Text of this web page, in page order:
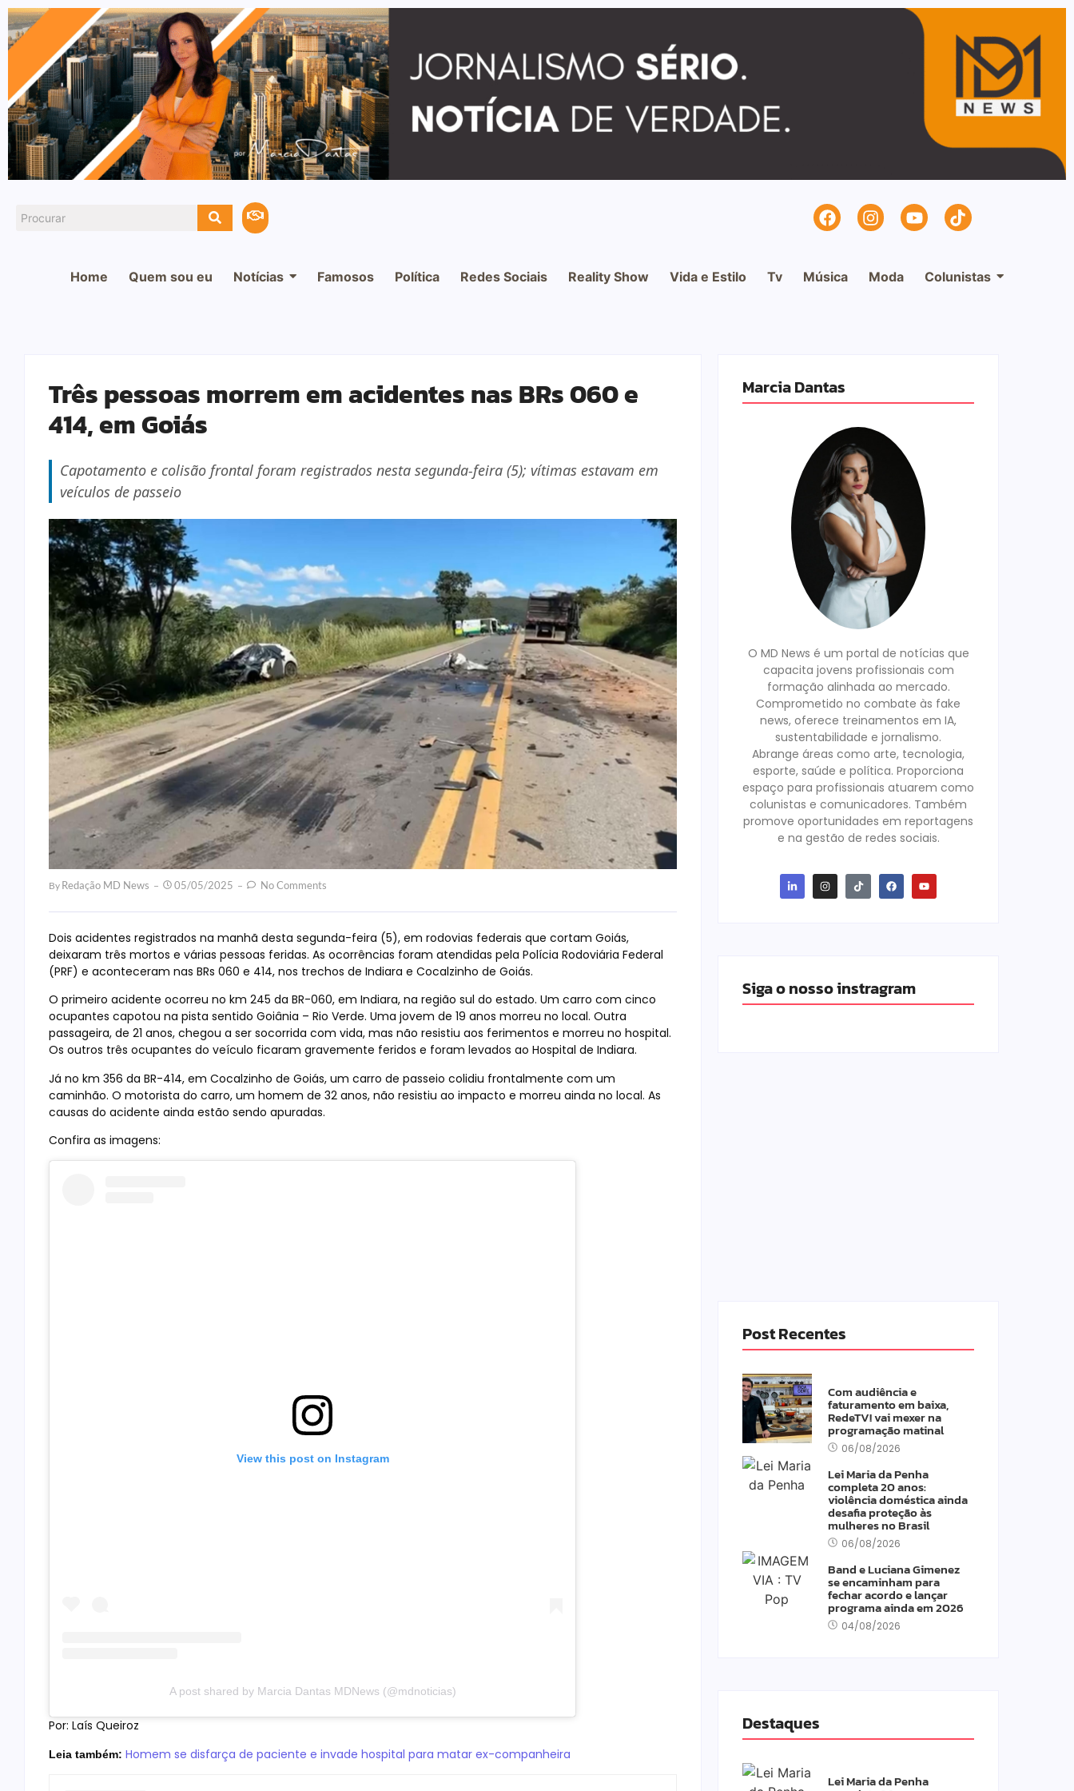
Home Quem sou eu Notícias Famosos Política Redes Sociais Reality Show Vida e Estilo Tv Música Moda Colunistas
Três pessoas morrem em acidentes nas BRs 060 e
414, em Goiás
Capotamento e colisão frontal foram registrados nesta segunda-feira (5); vítimas estavam em
veículos de passeio
By Redação MD News 05/05/2025 No Comments
Dois acidentes registrados na manhã desta segunda-feira (5), em rodovias federais que cortam Goiás,
deixaram três mortos e várias pessoas feridas. As ocorrências foram atendidas pela Polícia Rodoviária Federal
(PRF) e aconteceram nas BRs 060 e 414, nos trechos de Indiara e Cocalzinho de Goiás.
O primeiro acidente ocorreu no km 245 da BR-060, em Indiara, na região sul do estado. Um carro com cinco
ocupantes capotou na pista sentido Goiânia – Rio Verde. Uma jovem de 19 anos morreu no local. Outra
passageira, de 21 anos, chegou a ser socorrida com vida, mas não resistiu aos ferimentos e morreu no hospital.
Os outros três ocupantes do veículo ficaram gravemente feridos e foram levados ao Hospital de Indiara.
Já no km 356 da BR-414, em Cocalzinho de Goiás, um carro de passeio colidiu frontalmente com um
caminhão. O motorista do carro, um homem de 32 anos, não resistiu ao impacto e morreu ainda no local. As
causas do acidente ainda estão sendo apuradas.
Confira as imagens:
View this post on Instagram
A post shared by Marcia Dantas MDNews (@mdnoticias)
Por: Laís Queiroz
Leia também: Homem se disfarça de paciente e invade hospital para matar ex-companheira
Marcia Dantas
O MD News é um portal de notícias que
capacita jovens profissionais com
formação alinhada ao mercado.
Comprometido no combate às fake
news, oferece treinamentos em IA,
sustentabilidade e jornalismo.
Abrange áreas como arte, tecnologia,
esporte, saúde e política. Proporciona
espaço para profissionais atuarem como
colunistas e comunicadores. Também
promove oportunidades em reportagens
e na gestão de redes sociais.
Siga o nosso instragram
Post Recentes
Com audiência e
faturamento em baixa,
RedeTV! vai mexer na
programação matinal
06/08/2026
Lei Maria da Penha
completa 20 anos:
violência doméstica ainda
desafia proteção às
mulheres no Brasil
06/08/2026
Band e Luciana Gimenez
se encaminham para
fechar acordo e lançar
programa ainda em 2026
04/08/2026
Destaques
Lei Maria da Penha